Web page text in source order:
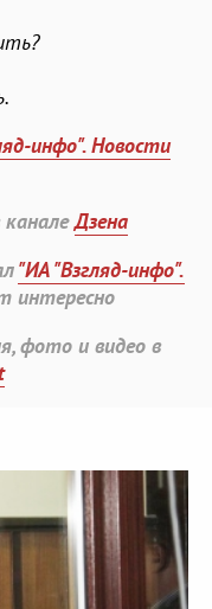
инфо". Новости
каналеДзена
"ИА "Взгляд-инфо".
интересно
фото и видео в